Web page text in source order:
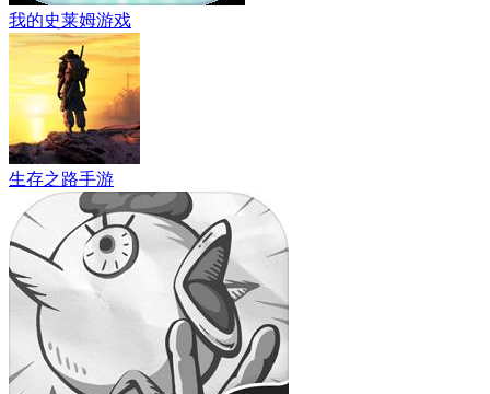
我的史莱姆游戏
生存之路手游